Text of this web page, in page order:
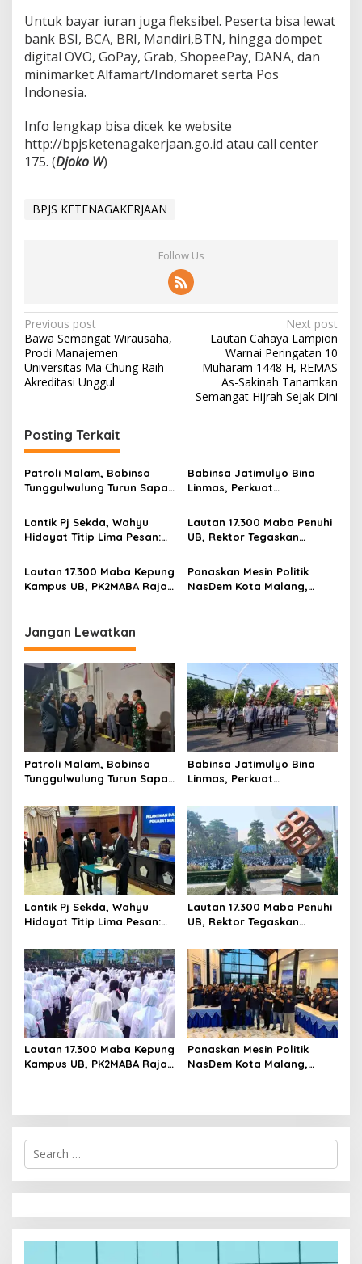
Untuk bayar iuran juga fleksibel. Peserta bisa lewat
bank BSI, BCA, BRI, Mandiri,BTN, hingga dompet
digital OVO, GoPay, Grab, ShopeePay, DANA, dan
minimarket Alfamart/Indomaret serta Pos
Indonesia.
Info lengkap bisa dicek ke website
http://bpjsketenagakerjaan.go.id atau call center
175. (Djoko W)
BPJS KETENAGAKERJAAN
Follow Us
P
o
s
a
v
i
a
i
n
Previous post
Bawa Semangat Wirausaha,
Prodi Manajemen
Universitas Ma Chung Raih
Akreditasi Unggul
Next post
Lautan Cahaya Lampion
Warnai Peringatan 10
Muharam 1448 H, REMAS
As-Sakinah Tanamkan
Semangat Hijrah Sejak Dini
Posting Terkait
Patroli Malam, Babinsa
Tunggulwulung Turun Sapa
Kondusif
Babinsa Jatimulyo Bina
Linmas, Perkuat
Keamanan Wilayah
Lantik Pj Sekda, Wahyu
Hidayat Titip Lima Pesan:
Program Prioritas Kota
Malang
Lautan 17.300 Maba Penuhi
UB, Rektor Tegaskan
Bullying
Lautan 17.300 Maba Kepung
Kampus UB, PK2MABA Raja
Panaskan Mesin Politik
NasDem Kota Malang,
Jangan Lewatkan
Patroli Malam, Babinsa
Tunggulwulung Turun Sapa
Kondusif
Babinsa Jatimulyo Bina
Linmas, Perkuat
Keamanan Wilayah
Lantik Pj Sekda, Wahyu
Hidayat Titip Lima Pesan:
Program Prioritas Kota
Malang
Lautan 17.300 Maba Penuhi
UB, Rektor Tegaskan
Bullying
Lautan 17.300 Maba Kepung
Kampus UB, PK2MABA Raja
Panaskan Mesin Politik
NasDem Kota Malang,
S
r
h
f